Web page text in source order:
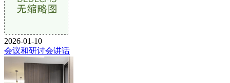
2026-01-10
会议和研讨会讲话